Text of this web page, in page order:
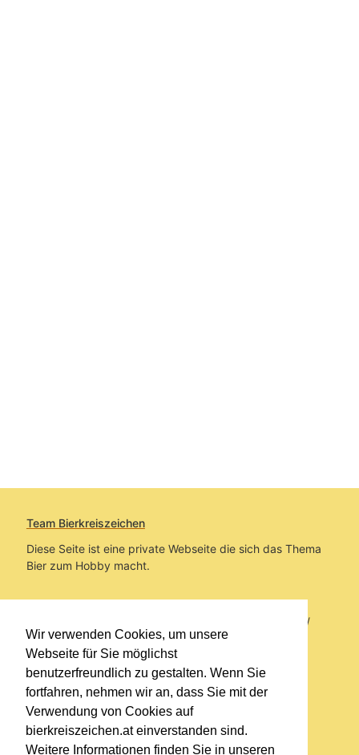
Wir verwenden Cookies, um unsere
Webseite für Sie möglichst
benutzerfreundlich zu gestalten. Wenn Sie
fortfahren, nehmen wir an, dass Sie mit der
Verwendung von Cookies auf
bierkreiszeichen.at einverstanden sind.
Weitere Informationen finden Sie in unseren
Team Bierkreiszeichen
Diese Seite ist eine private Webseite die sich das Thema
Bier zum Hobby macht.
Sie befinden sich auf https://www.bierkreiszeichen.at/
im Pfad:Bierkreiszeichen/Gesammelte Biere
Erstellt: 2026-08-07
Links